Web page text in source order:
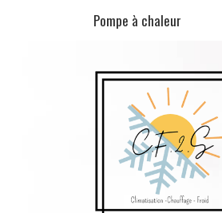
Pompe à chaleur